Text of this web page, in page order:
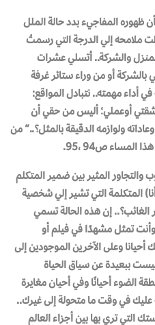
ظهوره المفاجيء بدد حالة الملل
ملامحه إلي الدرجة التي رسمتُ
والشركة.. أتسلي عشرات
بالشركة أو من وراء ستائر غرفة
أداء مهمته.. نتبادل المواقع:
شقتي أوعملي؛ أليس من حقي أن
ولوازمه الدقيقة بالمثل؟..” من
ص94 ،95.
والتجاور المثير بين ضمير المتكلم
المتكلمة التي تشير إلي شخصية
الغائب؟.. إن هذه الحالة تسمي
تمثل مشهدًا في فيلم أو
وعلى الآخرين الموجودين إلى
ببعيدة عن سياق الحياة
الضوء أحيانًا وفي أحيان مغايرة
عليك في وقت ما متحولة إلى غيرك..
التي تري بها بين أجزاء العالم